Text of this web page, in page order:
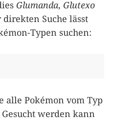
Glumanda, Glutexo
direkten Suche lässt
Typen suchen:
alle Pokémon vom Typ
werden kann